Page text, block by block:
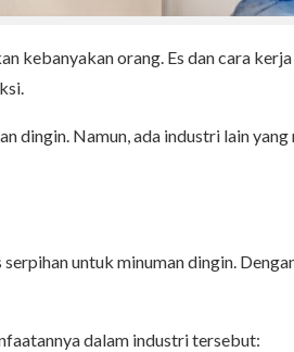
kebanyakan orang. Es dan cara
Namun, ada industri lain
untuk minuman dingin.
dalam industri tersebut: